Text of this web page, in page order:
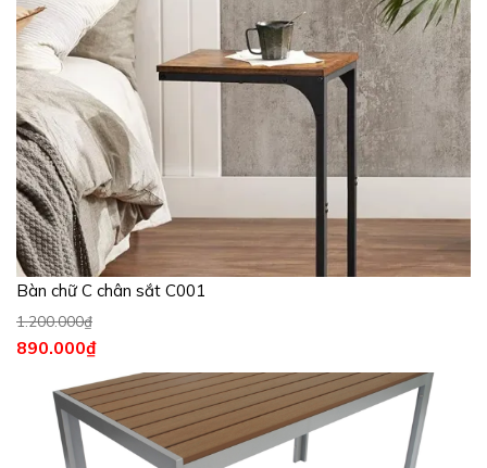
Bàn chữ C chân sắt C001
1.200.000₫
890.000₫